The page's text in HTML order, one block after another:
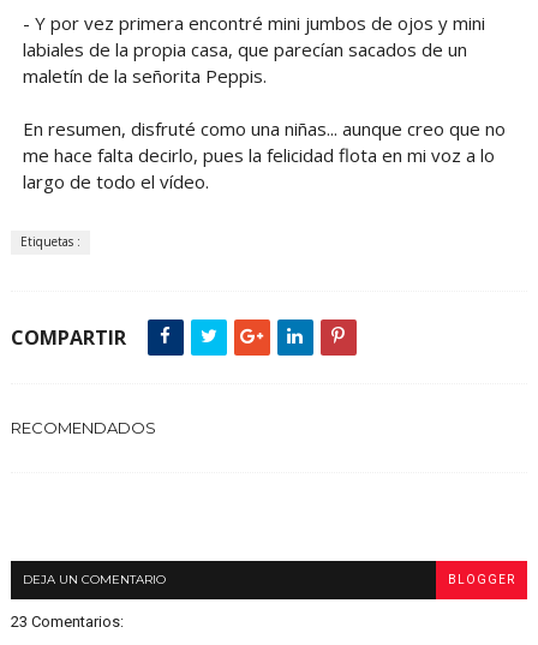
- Y por vez primera encontré mini jumbos de ojos y mini
labiales de la propia casa, que parecían sacados de un
maletín de la señorita Peppis.
En resumen, disfruté como una niñas... aunque creo que no
me hace falta decirlo, pues la felicidad flota en mi voz a lo
largo de todo el vídeo.
Etiquetas :
COMPARTIR
RECOMENDADOS
DEJA UN COMENTARIO BLOGGER
23 Comentarios: